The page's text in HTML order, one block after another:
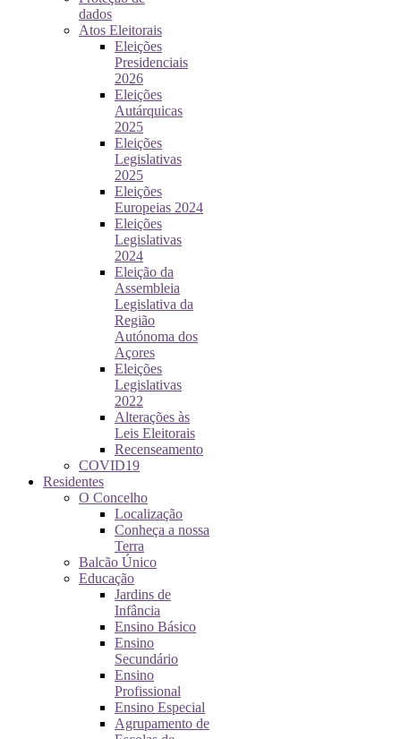
dados
Atos Eleitorais
Eleições
Presidenciais
2026
Eleições
Autárquicas
2025
Eleições
Legislativas
2025
Eleições
Europeias 2024
Eleições
Legislativas
2024
Eleição da
Assembleia
Legislativa da
Região
Autónoma dos
Açores
Eleições
Legislativas
2022
Alterações às
Leis Eleitorais
Recenseamento
COVID19
Residentes
O Concelho
Localização
Conheça a nossa
Terra
Balcão Único
Educação
Jardins de
Infância
Ensino Básico
Ensino
Secundário
Ensino
Profissional
Ensino Especial
Agrupamento de